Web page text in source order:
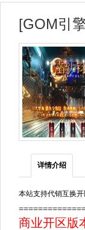
[GOM引
详情介绍
本站支持代销互换
商业开区版